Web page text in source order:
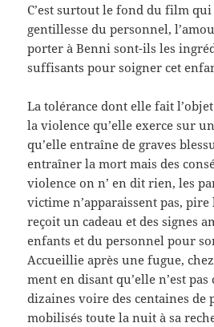
C’est surtout le fond du film
gentillesse du personnel,
porter à Benni sont-ils les
suffisants pour soigner cet
La tolérance dont elle fait
la violence qu’elle exerce sur
qu’elle entraîne de graves
entraîner la mort mais des
violence on n’ en dit rien, les
victime n’apparaissent pas,
reçoit un cadeau et des signes
enfants et du personnel pour
Accueillie après une fugue,
ment en disant qu’elle n’est pas
dizaines voire des centaines de
mobilisés toute la nuit à sa